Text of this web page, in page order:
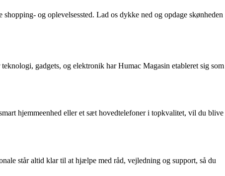
og oplevelsessted. Lad os dykke ned og opdage skønheden
gadgets, og elektronik har Humac Magasin etableret sig som
hjemmeenhed eller et sæt hovedtelefoner i topkvalitet, vil du blive
står altid klar til at hjælpe med råd, vejledning og support, så du